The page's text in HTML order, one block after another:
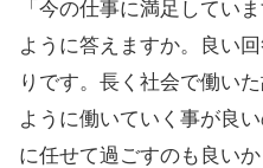
「今の仕事に満足してい
ように答えますか。良い
りです。長く社会で働い
ように働いていく事が良
に任せて過ごすのも良い